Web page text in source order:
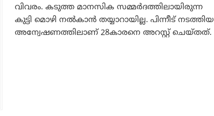
വിവരം. കടുത്ത മാനസിക സമ്മർദത്തിലായിരുന്ന
കുട്ടി മൊഴി നൽകാൻ തയ്യാറായില്ല. പിന്നീട് നടത്തിയ
അന്വേഷണത്തിലാണ് 28കാരനെ അറസ്റ്റ് ചെയ്തത്.